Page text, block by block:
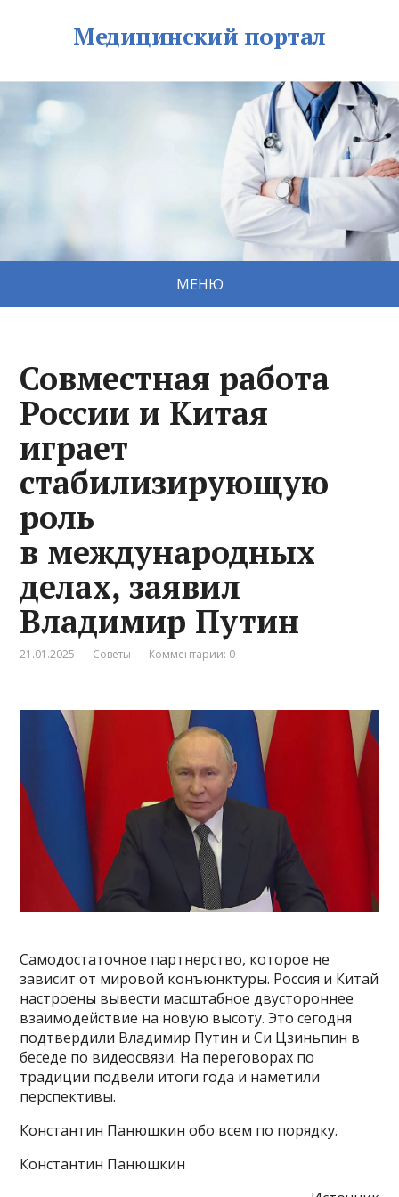
Медицинский портал
МЕНЮ
Совместная работа
России и Китая
играет
стабилизирующую
роль
в международных
делах, заявил
Владимир Путин
21.01.2025 Советы Комментарии: 0
Самодостаточное партнерство, которое не
зависит от мировой конъюнктуры. Россия и Китай
настроены вывести масштабное двустороннее
взаимодействие на новую высоту. Это сегодня
подтвердили Владимир Путин и Си Цзиньпин в
беседе по видеосвязи. На переговорах по
традиции подвели итоги года и наметили
перспективы.
Константин Панюшкин обо всем по порядку.
Константин Панюшкин